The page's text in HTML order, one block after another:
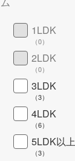
1LDK
（0）
2LDK
（0）
3LDK
（3）
4LDK
（6）
5LDK以上
（3）
町(1)
村(0)
）
詳しく見る